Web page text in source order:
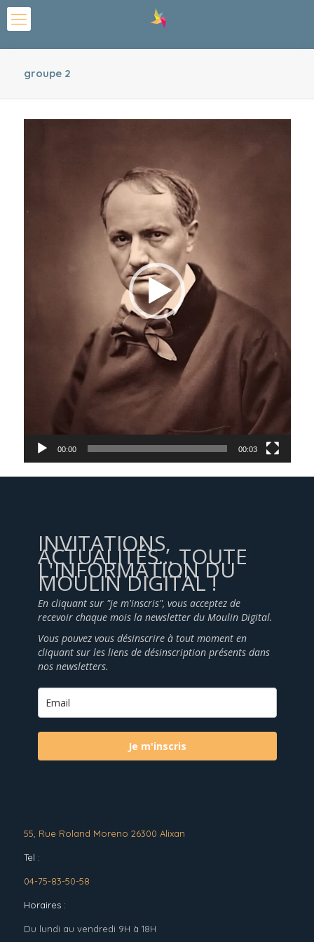
groupe 2
00:00 00:03
INVITATIONS,
ACTUALITÉS... TOUTE
L'INFORMATION DU
MOULIN DIGITAL !
En cliquant sur "je m'inscris", vous acceptez de
recevoir chaque mois la newsletter du Moulin Digital.
Vous pouvez vous désinscrire à tout moment en
cliquant sur les liens de désinscription présents dans
nos newsletters.
Je m'inscris
55, Rue Roland Moreno 26300 Alixan
Tel :
04-75-83-50-58
Horaires :
Du lundi au vendredi 9H à 18H